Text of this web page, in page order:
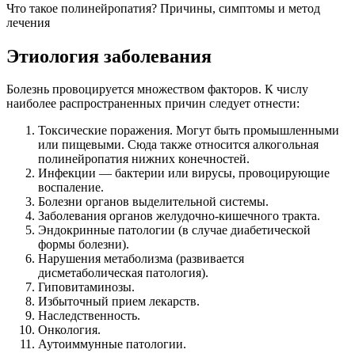
Что такое полинейропатия? Причины, симптомы и метод
лечения
Этиология заболевания
Болезнь провоцируется множеством факторов. К числу
наиболее распространенных причин следует отнести:
Токсические поражения. Могут быть промышленными
или пищевыми. Сюда также относится алкогольная
полинейропатия нижних конечностей.
Инфекции — бактерии или вирусы, провоцирующие
воспаление.
Болезни органов выделительной системы.
Заболевания органов желудочно-кишечного тракта.
Эндокринные патологии (в случае диабетической
формы болезни).
Нарушения метаболизма (развивается
дисметаболическая патология).
Гиповитаминозы.
Избыточный прием лекарств.
Наследственность.
Онкология.
Аутоиммунные патологии.